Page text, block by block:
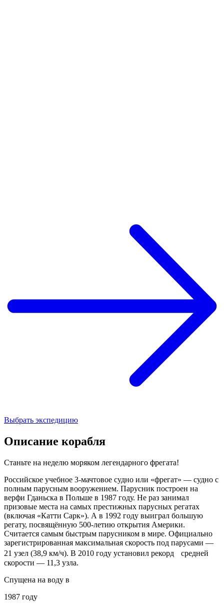
Выбрать экспедицию
Описание корабля
Станьте на неделю моряком легендарного фрегата!
Российское учебное 3-мачтовое судно или «фрегат» — судно с
полным парусным вооружением. Парусник построен на
верфи Гданьска в Польше в 1987 году. Не раз занимал
призовые места на самых престижных парусных регатах
(включая «Катти Сарк»). А в 1992 году выиграл большую
регату, посвящённую 500-летию открытия Америки.
Считается самым быстрым парусником в мире. Официально
зарегистрированная максимальная скорость под парусами —
21 узел (38,9 км/ч). В 2010 году установил рекорд средней
скорости — 11,3 узла.
Спущена на воду в
1987 году